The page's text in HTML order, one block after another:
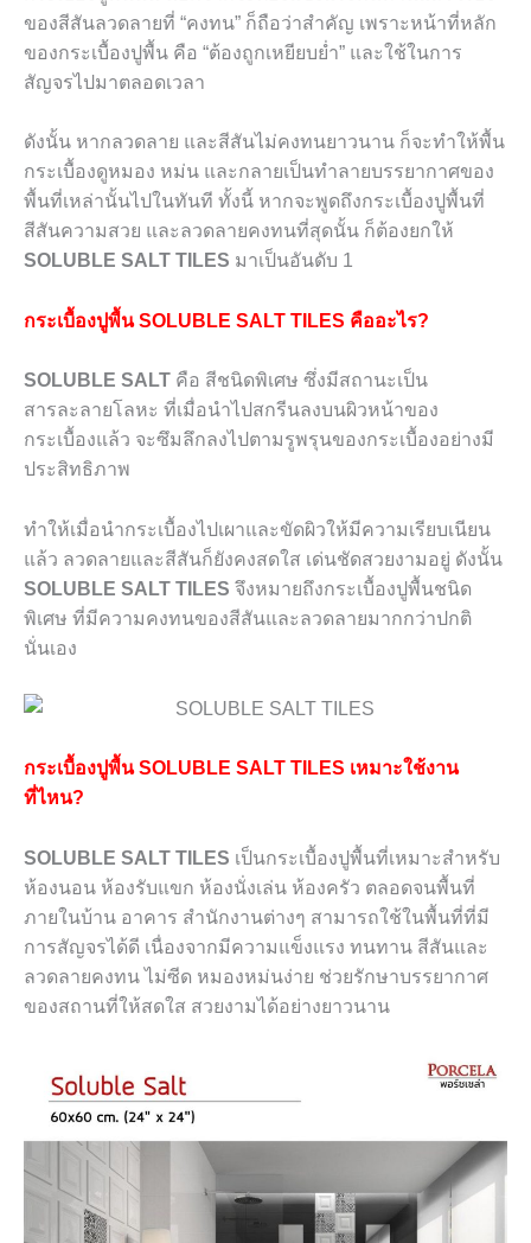
ของสีสันลวดลายที่ “คงทน” ก็ถือว่าสำคัญ เพราะหน้าที่หลัก
ของกระเบื้องปูพื้น คือ “ต้องถูกเหยียบย่ำ” และใช้ในการ
สัญจรไปมาตลอดเวลา
ดังนั้น หากลวดลาย และสีสันไม่คงทนยาวนาน ก็จะทำให้พื้น
กระเบื้องดูหมอง หม่น และกลายเป็นทำลายบรรยากาศของ
พื้นที่เหล่านั้นไปในทันที ทั้งนี้ หากจะพูดถึงกระเบื้องปูพื้นที่
สีสันความสวย และลวดลายคงทนที่สุดนั้น ก็ต้องยกให้
SOLUBLE SALT TILES มาเป็นอันดับ 1
กระเบื้องปูพื้น SOLUBLE SALT TILES คืออะไร?
SOLUBLE SALT คือ สีชนิดพิเศษ ซึ่งมีสถานะเป็น
สารละลายโลหะ ที่เมื่อนำไปสกรีนลงบนผิวหน้าของ
กระเบื้องแล้ว จะซึมลึกลงไปตามรูพรุนของกระเบื้องอย่างมี
ประสิทธิภาพ
ทำให้เมื่อนำกระเบื้องไปเผาและขัดผิวให้มีความเรียบเนียน
แล้ว ลวดลายและสีสันก็ยังคงสดใส เด่นชัดสวยงามอยู่ ดังนั้น
SOLUBLE SALT TILES จึงหมายถึงกระเบื้องปูพื้นชนิด
พิเศษ ที่มีความคงทนของสีสันและลวดลายมากกว่าปกติ
นั่นเอง
กระเบื้องปูพื้น SOLUBLE SALT TILES เหมาะใช้งาน
ที่ไหน?
SOLUBLE SALT TILES เป็นกระเบื้องปูพื้นที่เหมาะสำหรับ
ห้องนอน ห้องรับแขก ห้องนั่งเล่น ห้องครัว ตลอดจนพื้นที่
ภายในบ้าน อาคาร สำนักงานต่างๆ สามารถใช้ในพื้นที่ที่มี
การสัญจรได้ดี เนื่องจากมีความแข็งแรง ทนทาน สีสันและ
ลวดลายคงทน ไม่ซีด หมองหม่นง่าย ช่วยรักษาบรรยากาศ
ของสถานที่ให้สดใส สวยงามได้อย่างยาวนาน